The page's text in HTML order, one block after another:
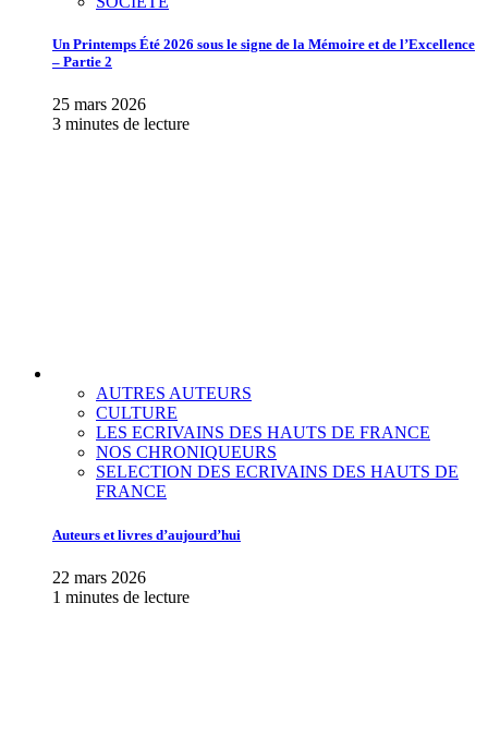
Un Printemps Été 2026 sous le signe de la Mémoire et de l’Excellence
– Partie 2
25 mars 2026
3 minutes de lecture
AUTRES AUTEURS
CULTURE
LES ECRIVAINS DES HAUTS DE FRANCE
NOS CHRONIQUEURS
SELECTION DES ECRIVAINS DES HAUTS DE
FRANCE
Auteurs et livres d’aujourd’hui
22 mars 2026
1 minutes de lecture